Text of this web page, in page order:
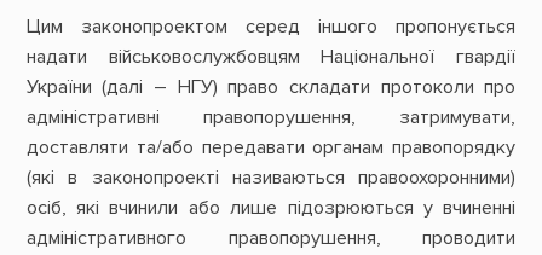
Цим законопроектом серед іншого пропонується
надати військовослужбовцям Національної гвардії
України (далі – НГУ) право складати протоколи про
адміністративні правопорушення, затримувати,
доставляти та/або передавати органам правопорядку
(які в законопроекті називаються правоохоронними)
осіб, які вчинили або лише підозрюються у вчиненні
адміністративного правопорушення, проводити